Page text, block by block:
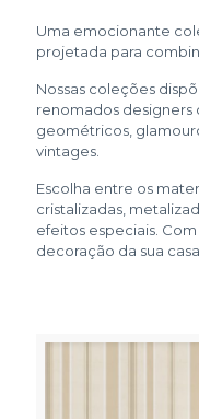
Uma emocionante
projetada para
Nossas coleções
renomados designers
geométricos,
vintages.
Escolha entre os
cristalizadas,
efeitos especiais.
decoração da sua